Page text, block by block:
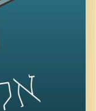
בין מושבים על
כמשאב כלכלי, בינה
פעולה גם כשאין
את העתיד הכחול של
בפרק הזה תשמעו
אמיתיות, והרבה